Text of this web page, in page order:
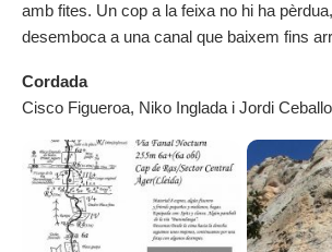
amb fites. Un cop a la feixa no hi ha
desemboca a una canal que baixem fins
Cordada
Cisco Figueroa, Niko Inglada i Jordi